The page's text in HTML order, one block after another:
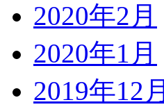
2020年2月
2020年1月
2019年12月